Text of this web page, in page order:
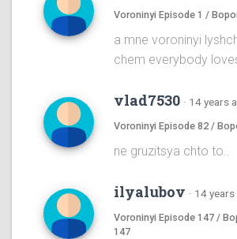
Voroninyi Episode 1 /
a mne voroninyi
chem everybody
vlad7530 · 14 years
Voroninyi Episode 82 /
ne gruzitsya chto to..
ilyalubov · 14 years
Voroninyi Episode 147 /
147